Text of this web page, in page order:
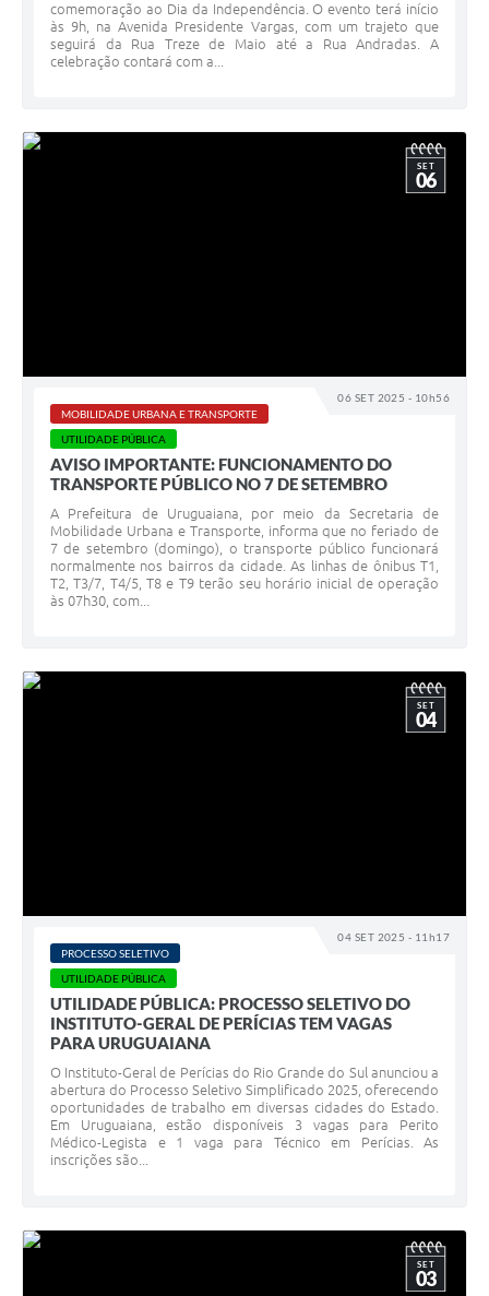
Colégio Agrícola Municipal
SIM - Serviço de Inspeção Municipal
Vigilância Ambiental em Saúde
Galeria de Vídeos
Contas Públicas
Links
Telefones Úteis
Termos de Uso & Política de Privacidade
comemoração ao Dia da Independência. O evento terá início
às 9h, na Avenida Presidente Vargas, com um trajeto que
seguirá da Rua Treze de Maio até a Rua Andradas. A
celebração contará com a...
06 SET 2025 - 10h56
SET
06
MOBILIDADE URBANA E TRANSPORTE
UTILIDADE PÚBLICA
AVISO IMPORTANTE: FUNCIONAMENTO DO
TRANSPORTE PÚBLICO NO 7 DE SETEMBRO
A Prefeitura de Uruguaiana, por meio da Secretaria de
Mobilidade Urbana e Transporte, informa que no feriado de
7 de setembro (domingo), o transporte público funcionará
normalmente nos bairros da cidade. As linhas de ônibus T1,
T2, T3/7, T4/5, T8 e T9 terão seu horário inicial de operação
às 07h30, com...
04 SET 2025 - 11h17
SET
04
PROCESSO SELETIVO
UTILIDADE PÚBLICA
UTILIDADE PÚBLICA: PROCESSO SELETIVO DO
INSTITUTO-GERAL DE PERÍCIAS TEM VAGAS
PARA URUGUAIANA
O Instituto-Geral de Perícias do Rio Grande do Sul anunciou a
abertura do Processo Seletivo Simplificado 2025, oferecendo
oportunidades de trabalho em diversas cidades do Estado.
Em Uruguaiana, estão disponíveis 3 vagas para Perito
Médico-Legista e 1 vaga para Técnico em Perícias. As
inscrições são...
SET
03